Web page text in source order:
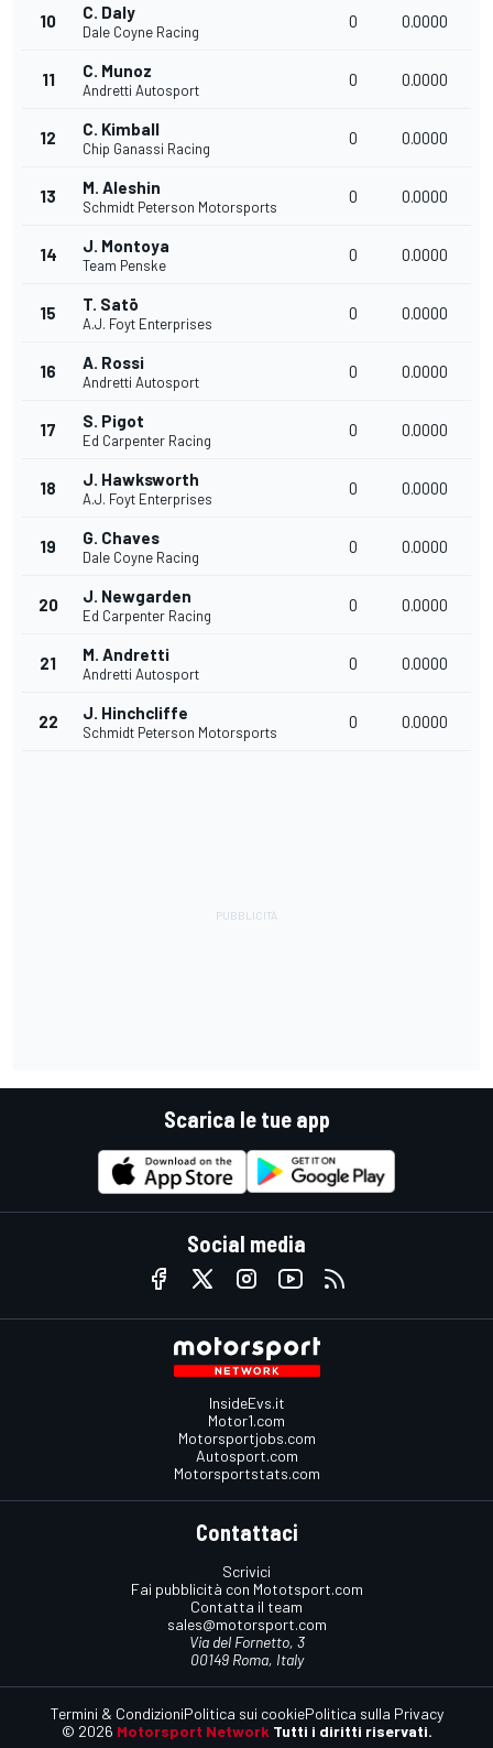
10 C. Daly
Dale Coyne Racing
0 0.0000
11 C. Munoz
Andretti Autosport
0 0.0000
12 C. Kimball
Chip Ganassi Racing
0 0.0000
13 M. Aleshin
Schmidt Peterson Motorsports
0 0.0000
14 J. Montoya
Team Penske
0 0.0000
15 T. Satō
A.J. Foyt Enterprises
0 0.0000
16 A. Rossi
Andretti Autosport
0 0.0000
17 S. Pigot
Ed Carpenter Racing
0 0.0000
18 J. Hawksworth
A.J. Foyt Enterprises
0 0.0000
19 G. Chaves
Dale Coyne Racing
0 0.0000
20 J. Newgarden
Ed Carpenter Racing
0 0.0000
21 M. Andretti
Andretti Autosport
0 0.0000
22 J. Hinchcliffe
Schmidt Peterson Motorsports
0 0.0000
Scarica le tue app
Social media
InsideEvs.it
Motor1.com
Motorsportjobs.com
Autosport.com
Motorsportstats.com
Contattaci
Scrivici
Fai pubblicità con Mototsport.com
Contatta il team
sales@motorsport.com
Via del Fornetto, 3
00149 Roma, Italy
© 2026 Motorsport Network Tutti i diritti riservati.
Termini & CondizioniPolitica sui cookiePolitica sulla Privacy